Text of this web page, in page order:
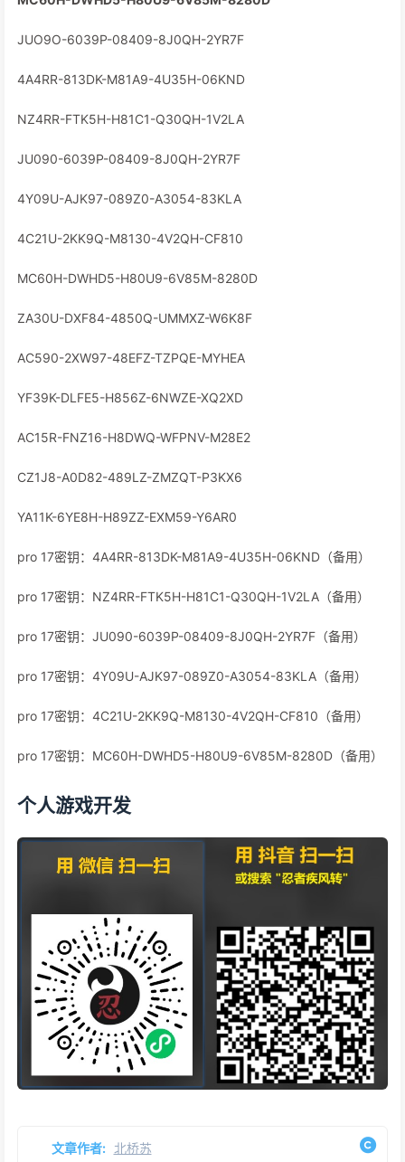
JUO9O-6039P-08409-8J0QH-2YR7F
4A4RR-813DK-M81A9-4U35H-06KND
NZ4RR-FTK5H-H81C1-Q30QH-1V2LA
JU090-6039P-08409-8J0QH-2YR7F
4Y09U-AJK97-089Z0-A3054-83KLA
4C21U-2KK9Q-M8130-4V2QH-CF810
MC60H-DWHD5-H80U9-6V85M-8280D
ZA30U-DXF84-4850Q-UMMXZ-W6K8F
AC590-2XW97-48EFZ-TZPQE-MYHEA
YF39K-DLFE5-H856Z-6NWZE-XQ2XD
AC15R-FNZ16-H8DWQ-WFPNV-M28E2
CZ1J8-A0D82-489LZ-ZMZQT-P3KX6
YA11K-6YE8H-H89ZZ-EXM59-Y6AR0
pro 17密钥：4A4RR-813DK-M81A9-4U35H-06KND（备用）
pro 17密钥：NZ4RR-FTK5H-H81C1-Q30QH-1V2LA（备用）
pro 17密钥：JU090-6039P-08409-8J0QH-2YR7F（备用）
pro 17密钥：4Y09U-AJK97-089Z0-A3054-83KLA（备用）
pro 17密钥：4C21U-2KK9Q-M8130-4V2QH-CF810（备用）
pro 17密钥：MC60H-DWHD5-H80U9-6V85M-8280D（备用）
个人游戏开发
文章作者: 北桥苏